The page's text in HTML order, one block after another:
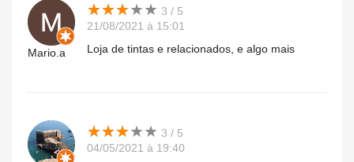
Mario.a
★★★★★
★★★★★ 3 / 5
21/08/2021 à 15:01
Loja de tintas e relacionados, e algo mais
★★★★★
★★★★★ 3 / 5
04/05/2021 à 19:40